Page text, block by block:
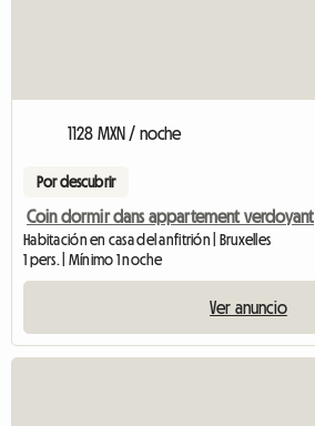
1128 MXN / noche
Por descubrir
Coin dormir dans appartement verdoyant
Habitación en casa del anfitrión | Bruxelles
1 pers. | Mínimo 1 noche
Ver anuncio